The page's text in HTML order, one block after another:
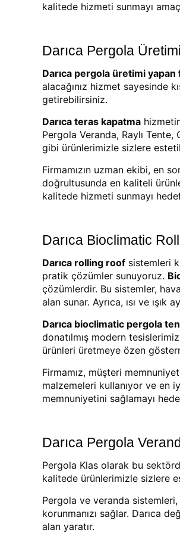
kalitede hizmeti sunmayı
Darıca Pergola
Darıca pergola üretimi
alacağınız hizmet sayesinde
getirebilirsiniz.
Darıca teras kapatma
Pergola Veranda, Raylı
gibi ürünlerimizle sizlere
Firmamızın uzman ekibi, en
doğrultusunda en kaliteli
kalitede hizmeti sunmayı
Darıca Bioclimatic
Darıca rolling roof sistemleri
pratik çözümler sunuyoruz.
çözümlerdir. Bu sistemler,
alan sunar. Ayrıca, ısı ve ışık
Darıca bioclimatic pergola
donatılmış modern
ürünleri üretmeye özen
Firmamız, müşteri
malzemeleri kullanıyor ve en
memnuniyetini sağlamayı
Darıca Pergola
Pergola Klas olarak bu
kalitede ürünlerimizle sizlere
Pergola ve veranda
korunmanızı sağlar. Darıca
alan yaratır.